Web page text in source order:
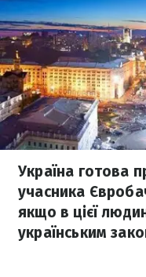
Україна готова
учасника
якщо в цієї
українським